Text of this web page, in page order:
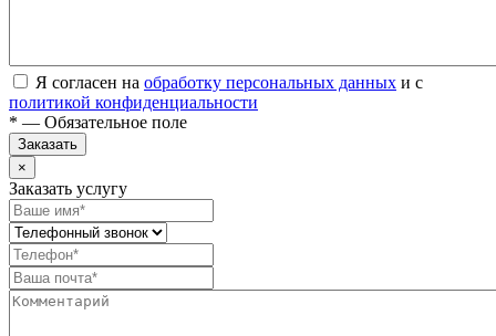
Я согласен на обработку персональных данных и с
политикой конфиденциальности
* — Обязательное поле
Заказать
×
Заказать услугу